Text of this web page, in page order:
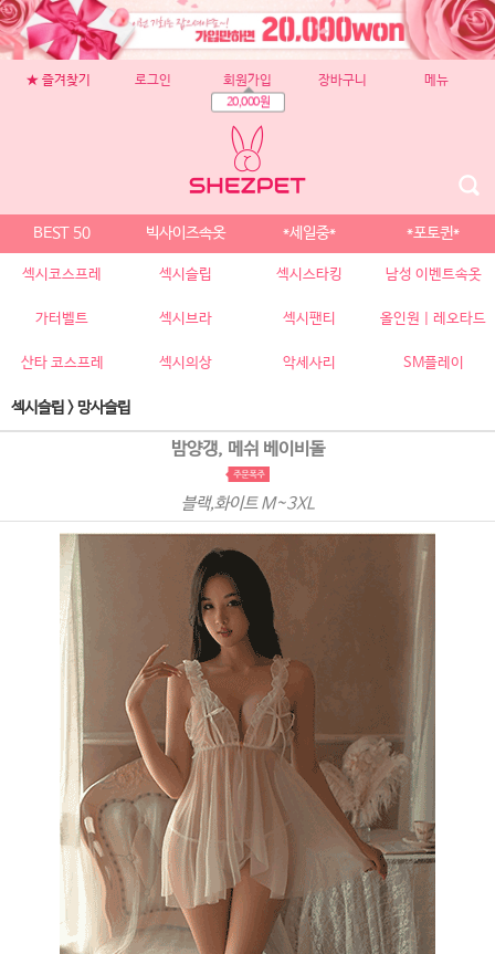
★ 즐겨찾기 로그인 회원가입
20,000원
장바구니 메뉴
BEST 50 빅사이즈속옷 *세일중* *포토퀸*
섹시코스프레 섹시슬립 섹시스타킹 남성 이벤트속옷
가터벨트 섹시브라 섹시팬티 올인원 | 레오타드
산타 코스프레 섹시의상 악세사리 SM플레이
섹시슬립 >망사슬립
밤양갱, 메쉬 베이비돌
블랙,화이트 M~3XL